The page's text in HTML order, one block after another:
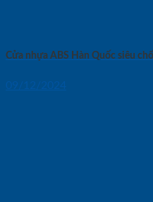
Cửa nhựa ABS Hàn Quốc siêu
09/12/2024